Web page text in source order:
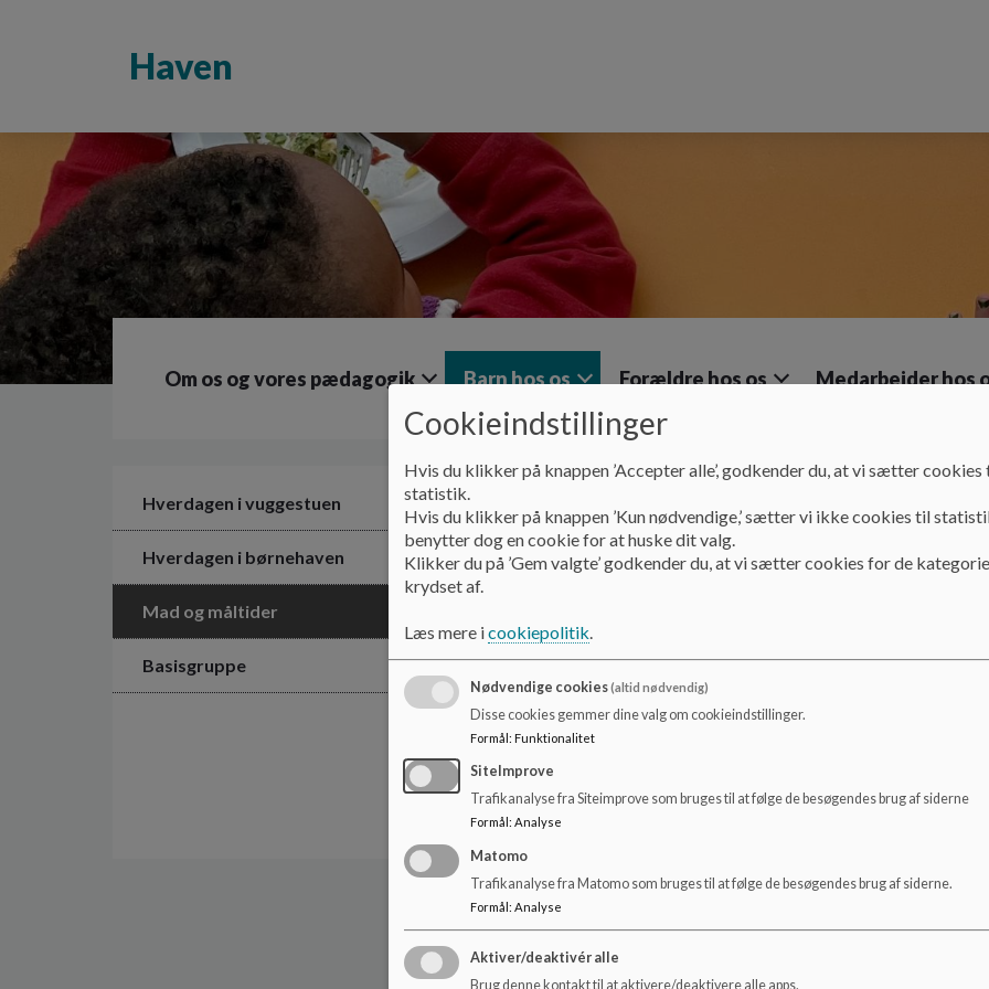
n
d
d
Haven
Om os og vores pædagogik Barn hos os Forældre hos os Medarbejder hos
Hverdagen i vuggestuen
Hverdagen i børnehaven
Mad og måltider
Basisgruppe
Barn hos os Mad og måltider
Mad og måltider
I Haven har vi eget køkken. Her står vores dygtige
køkkenet dufter der ofte af hjemmebagt surdejsbrød og
at de skal smutte forbi for at spørge om dagens menu.
Morgenmad: De børn, der møder tidligt, får tilbudt
Formiddagsmad: Ved morgensamlingen får
Frokost: Vi serverer suppe, fiske-, kød og vegetarretter
Eftermiddagsmad: Alle børn får tilbudt frugt om
Måltidet ses som en vigtig del af Havens pædagogiske
måltidet: Vi taler med børnene om maden, hjælper dem
praktiske opgaver, som fx selv at sætte sin kop på
Vi følger Sundhedsstyrelsens anbefalinger og
fokus på at bruge færre animalske produkter.
Vi tager højde for allergier og andre kosthensyn.
Cookieindstillinger
Hvis du klikker på knappen ’Accepter alle’, godkender du, at vi sætter
statistik.
Hvis du klikker på knappen ’Kun nødvendige,’ sætter vi ikke cookies til
benytter dog en cookie for at huske dit valg.
Klikker du på ’Gem valgte’ godkender du, at vi sætter cookies for de
krydset af.
Læs mere icookiepolitik.
Nødvendige cookies(altid nødvendig)
Disse cookies gemmer dine valg om cookieindstillinger.
Formål: Funktionalitet
SiteImprove
Trafikanalyse fra Siteimprove som bruges til at følge de besøgendes brug af siderne
Formål : Analyse
Matomo
Trafikanalyse fra Matomo som bruges til at følge de besøgendes brug af siderne.
Formål : Analyse
Aktiver/deaktivér alle
Brug denne kontakt til at aktivere/deaktivere alle apps.